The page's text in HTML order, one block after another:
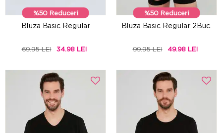
%50 Reduceri
Bluza Basic Regular
69.95 LEI 34.98 LEI
%50 Reduceri
Bluza Basic Regular 2Buc.
99.95 LEI 49.98 LEI